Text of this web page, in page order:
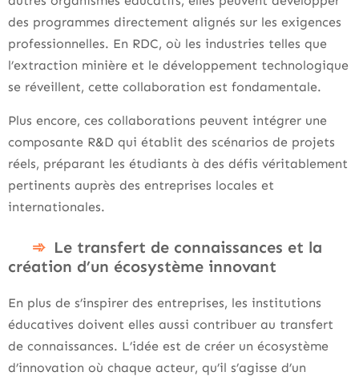
des programmes directement alignés sur les exigences
professionnelles. En RDC, où les industries telles que
l’extraction minière et le développement technologique
se réveillent, cette collaboration est fondamentale.
Plus encore, ces collaborations peuvent intégrer une
composante R&D qui établit des scénarios de projets
réels, préparant les étudiants à des défis véritablement
pertinents auprès des entreprises locales et
internationales.
Le transfert de connaissances et la
création d’un écosystème innovant
En plus de s’inspirer des entreprises, les institutions
éducatives doivent elles aussi contribuer au transfert
de connaissances. L’idée est de créer un écosystème
d’innovation où chaque acteur, qu’il s’agisse d’un